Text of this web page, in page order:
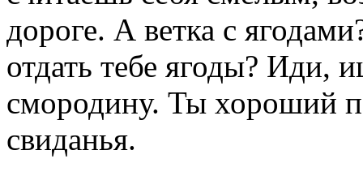
дороге. А ветка с
отдать тебе ягоды? Иди,
смородину. Ты хороший
свиданья.